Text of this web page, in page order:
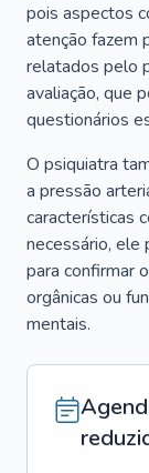
pois aspectos
atenção fazem
relatados pelo
avaliação, que
questionários
O psiquiatra
a pressão
características
necessário, ele
para confirmar
orgânicas ou
mentais.